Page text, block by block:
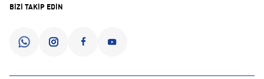
BİZİ TAKİP EDİN